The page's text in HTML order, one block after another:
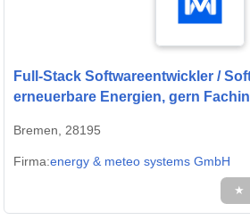
Full-Stack Softwareentwickler /
erneuerbare Energien, gern
Bremen, 28195
Firma:energy & meteo systems GmbH
★